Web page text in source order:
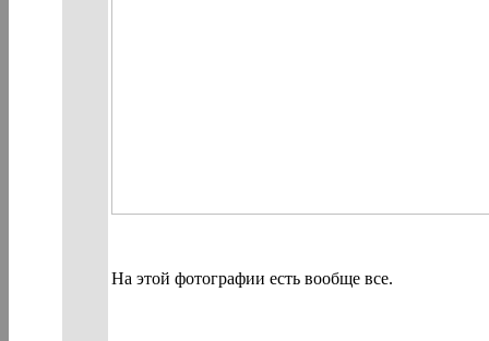
На этой фотографии есть вообще все.